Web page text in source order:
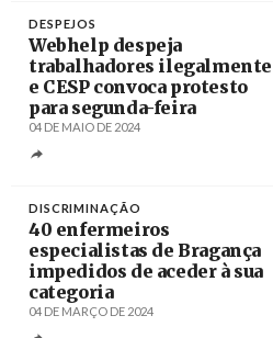
DESPEJOS
Webhelp despeja
trabalhadores ilegalmente
e CESP convoca protesto
para segunda-feira
04 DE MAIO DE 2024
DISCRIMINAÇÃO
40 enfermeiros
especialistas de Bragança
impedidos de aceder à sua
categoria
04 DE MARÇO DE 2024